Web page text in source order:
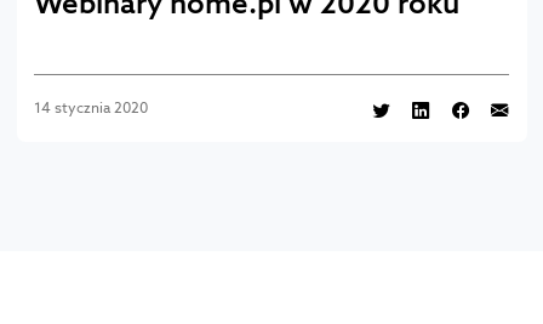
14 stycznia 2020